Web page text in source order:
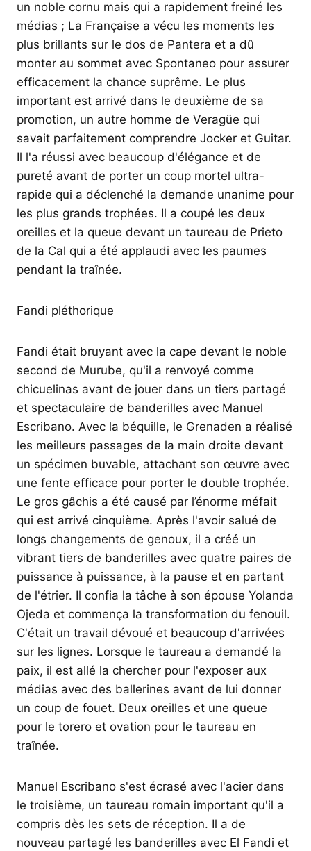
un noble cornu mais qui a rapidement freiné les
médias ; La Française a vécu les moments les
plus brillants sur le dos de Pantera et a dû
monter au sommet avec Spontaneo pour assurer
efficacement la chance suprême. Le plus
important est arrivé dans le deuxième de sa
promotion, un autre homme de Veragüe qui
savait parfaitement comprendre Jocker et Guitar.
Il l'a réussi avec beaucoup d'élégance et de
pureté avant de porter un coup mortel ultra-
rapide qui a déclenché la demande unanime pour
les plus grands trophées. Il a coupé les deux
oreilles et la queue devant un taureau de Prieto
de la Cal qui a été applaudi avec les paumes
pendant la traînée.
Fandi pléthorique
Fandi était bruyant avec la cape devant le noble
second de Murube, qu'il a renvoyé comme
chicuelinas avant de jouer dans un tiers partagé
et spectaculaire de banderilles avec Manuel
Escribano. Avec la béquille, le Grenaden a réalisé
les meilleurs passages de la main droite devant
un spécimen buvable, attachant son œuvre avec
une fente efficace pour porter le double trophée.
Le gros gâchis a été causé par l’énorme méfait
qui est arrivé cinquième. Après l'avoir salué de
longs changements de genoux, il a créé un
vibrant tiers de banderilles avec quatre paires de
puissance à puissance, à la pause et en partant
de l'étrier. Il confia la tâche à son épouse Yolanda
Ojeda et commença la transformation du fenouil.
C'était un travail dévoué et beaucoup d'arrivées
sur les lignes. Lorsque le taureau a demandé la
paix, il est allé la chercher pour l'exposer aux
médias avec des ballerines avant de lui donner
un coup de fouet. Deux oreilles et une queue
pour le torero et ovation pour le taureau en
traînée.
Manuel Escribano s'est écrasé avec l'acier dans
le troisième, un taureau romain important qu'il a
compris dès les sets de réception. Il a de
nouveau partagé les banderilles avec El Fandi et